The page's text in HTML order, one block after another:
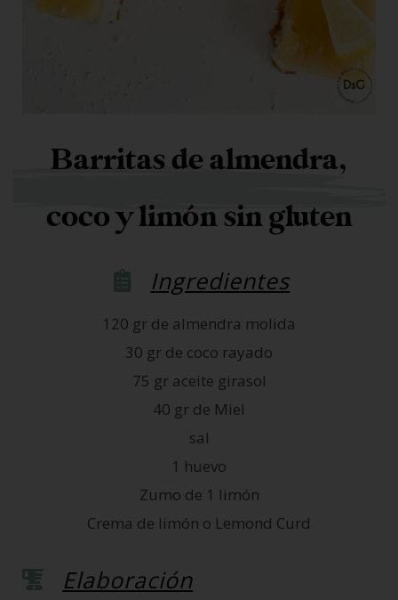
Barritas de almendra,
coco y limón sin gluten
Ingredientes
120 gr de almendra molida
30 gr de coco rayado
75 gr aceite girasol
40 gr de Miel
sal
1 huevo
Zumo de 1 limón
Crema de limón o Lemond Curd
Elaboración